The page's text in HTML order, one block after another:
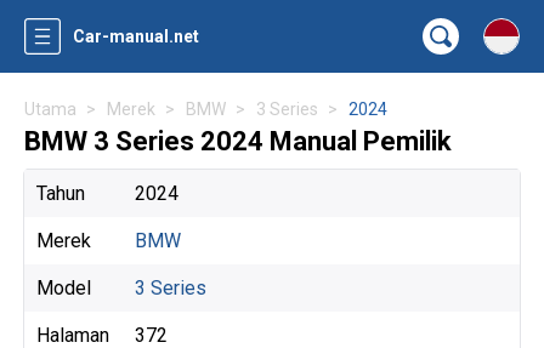
Car-manual.net
Utama Merek BMW 3 Series 2024
BMW 3 Series 2024 Manual Pemilik
Tahun 2024
Merek BMW
Model 3 Series
Halaman 372